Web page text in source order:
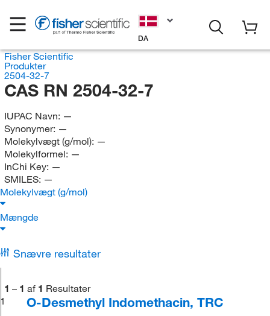
DA
Fisher Scientific
Produkter
2504-32-7
CAS RN 2504-32-7
IUPAC Navn: —
Synonymer: —
Molekylvægt (g/mol): —
Molekylformel: —
InChi Key: —
SMILES: —
Molekylvægt (g/mol)
Mængde
Snævre resultater
1 – 1 af 1 Resultater
1
O-Desmethyl Indomethacin, TRC